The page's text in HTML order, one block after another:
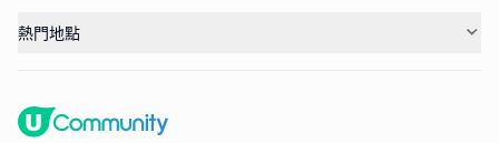
熱門地點